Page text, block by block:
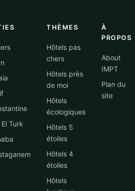
El Turk
THÈMES
Hôtels pas
chers
Hôtels près
de moi
Hôtels
écologiques
Hôtels 5
étoiles
Hôtels 4
étoiles
Hôtels
À
PROPOS
About
IMPT
Plan du
site